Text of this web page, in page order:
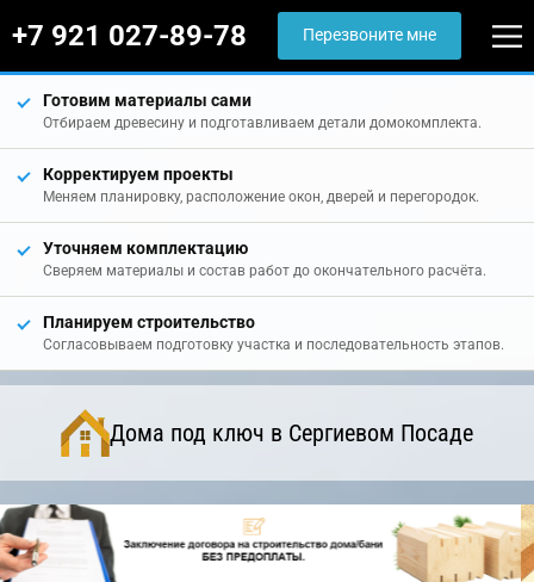
+7 921 027-89-78 Перезвоните мне
Готовим материалы сами
Отбираем древесину и подготавливаем детали домокомплекта.
Корректируем проекты
Меняем планировку, расположение окон, дверей и перегородок.
Уточняем комплектацию
Сверяем материалы и состав работ до окончательного расчёта.
Планируем строительство
Согласовываем подготовку участка и последовательность этапов.
Дома под ключ в Сергиевом Посаде